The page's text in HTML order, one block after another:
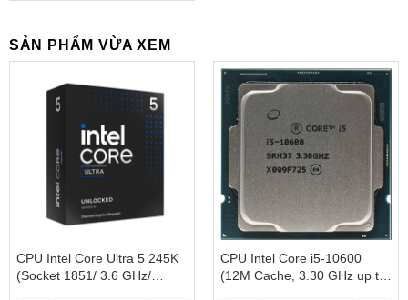
SẢN PHẨM VỪA XEM
CPU Intel Core Ultra 5 245K
(Socket 1851/ 3.6 GHz/
CPU Intel Core i5-10600
(12M Cache, 3.30 GHz up to